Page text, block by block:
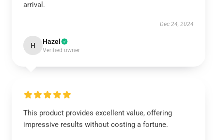
arrival.
Dec 24, 2024
H Hazel
Verified owner
This product provides excellent value, offering
impressive results without costing a fortune.